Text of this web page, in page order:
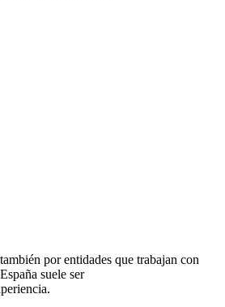
por entidades que trabajan con
suele ser